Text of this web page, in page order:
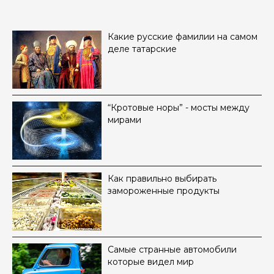
Какие русские фамилии на самом
деле татарские
“Кротовые норы” - мосты между
мирами
Как правильно выбирать
замороженные продукты
Самые странные автомобили
которые видел мир